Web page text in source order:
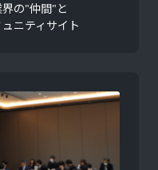
の"仲間"と
ニティサイト